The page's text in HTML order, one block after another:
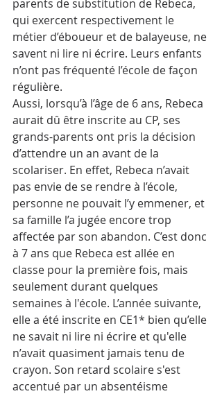
parents de substitution de Rebeca,
qui exercent respectivement le
métier d’éboueur et de balayeuse, ne
savent ni lire ni écrire. Leurs enfants
n’ont pas fréquenté l’école de façon
régulière.
Aussi, lorsqu’à l’âge de 6 ans, Rebeca
aurait dû être inscrite au CP, ses
grands-parents ont pris la décision
d’attendre un an avant de la
scolariser. En effet, Rebeca n’avait
pas envie de se rendre à l’école,
personne ne pouvait l’y emmener, et
sa famille l’a jugée encore trop
affectée par son abandon. C’est donc
à 7 ans que Rebeca est allée en
classe pour la première fois, mais
seulement durant quelques
semaines à l'école. L’année suivante,
elle a été inscrite en CE1* bien qu’elle
ne savait ni lire ni écrire et qu'elle
n’avait quasiment jamais tenu de
crayon. Son retard scolaire s'est
accentué par un absentéisme